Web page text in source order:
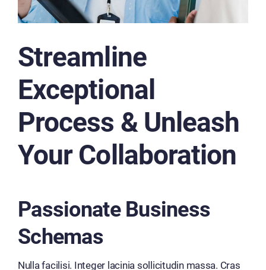
Streamline
Exceptional
Process & Unleash
Your Collaboration
Passionate Business
Schemas
Nulla facilisi. Integer lacinia sollicitudin massa. Cras